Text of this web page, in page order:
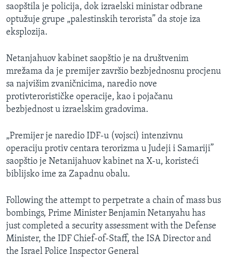
saopštila je policija, dok izraelski ministar odbrane
optužuje grupe „palestinskih terorista” da stoje iza
eksplozija.
Netanjahuov kabinet saopštio je na društvenim
mrežama da je premijer završio bezbjednosnu procjenu
sa najvišim zvaničnicima, naredio nove
protivterorističke operacije, kao i pojačanu
bezbjednost u izraelskim gradovima.
„Premijer je naredio IDF-u (vojsci) intenzivnu
operaciju protiv centara terorizma u Judeji i Samariji”
saopštio je Netanijahuov kabinet na X-u, koristeći
biblijsko ime za Zapadnu obalu.
Following the attempt to perpetrate a chain of mass bus
bombings, Prime Minister Benjamin Netanyahu has
just completed a security assessment with the Defense
Minister, the IDF Chief-of-Staff, the ISA Director and
the Israel Police Inspector General